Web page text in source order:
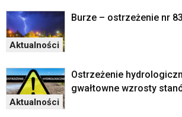
Aktualności
Burze – ostrzeżenie nr 83
Aktualności
Ostrzeżenie
gwałtowne wzrosty